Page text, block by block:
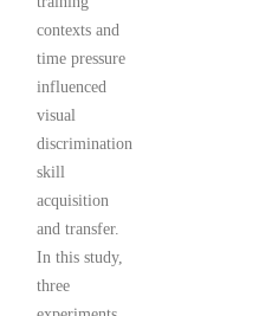
contexts and
time pressure
influenced
visual
discrimination
skill
acquisition
and transfer.
In this study,
three